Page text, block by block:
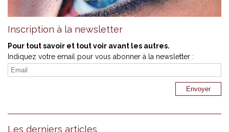
Inscription à la newsletter
Pour tout savoir et tout voir avant les autres.
Indiquez votre email pour vous abonner à la newsletter :
Les derniers articles